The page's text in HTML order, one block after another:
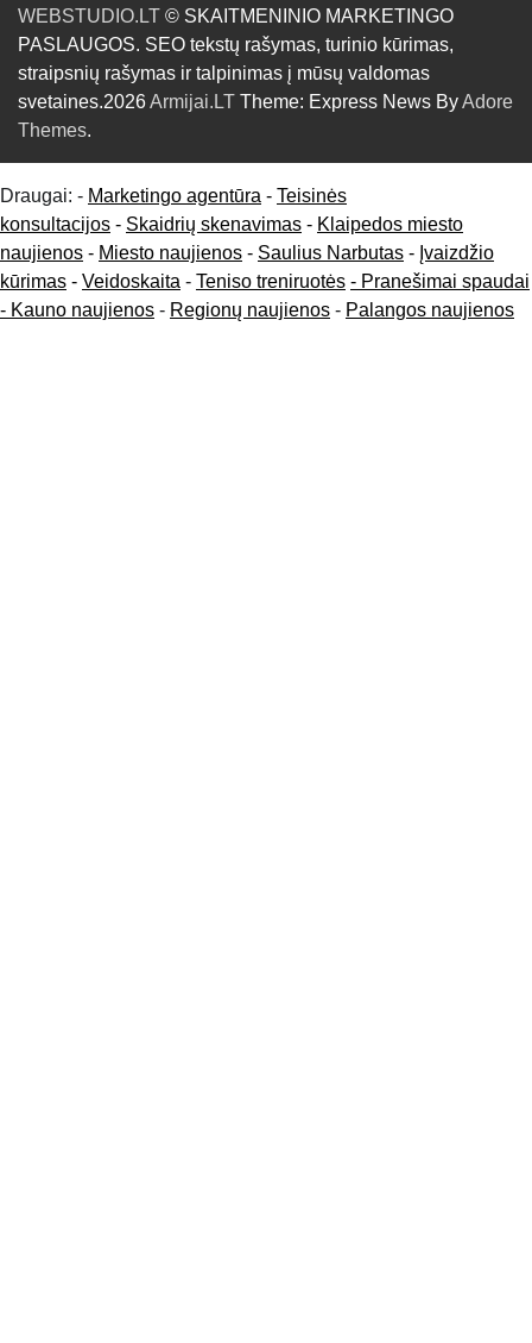
WEBSTUDIO.LT © SKAITMENINIO MARKETINGO
PASLAUGOS. SEO tekstų rašymas, turinio kūrimas,
straipsnių rašymas ir talpinimas į mūsų valdomas
svetaines.2026Armijai.LT Theme: Express News ByAdore
Themes.
Draugai: - Marketingo agentūra - Teisinės
konsultacijos - Skaidrių skenavimas - Klaipedos miesto
naujienos - Miesto naujienos - Saulius Narbutas - Įvaizdžio
kūrimas - Veidoskaita - Teniso treniruotės - Pranešimai spaudai
- Kauno naujienos - Regionų naujienos - Palangos naujienos